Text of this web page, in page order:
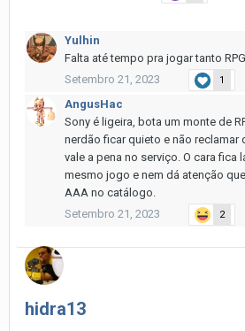
Yulhin
Falta até tempo pra jogar tanto
Setembro 21, 2023
1
AngusHac
Sony é ligeira, bota um monte de
nerdão ficar quieto e não
vale a pena no serviço. O cara fica
mesmo jogo e nem dá atenção
AAA no catálogo.
Setembro 21, 2023
2
hidra13